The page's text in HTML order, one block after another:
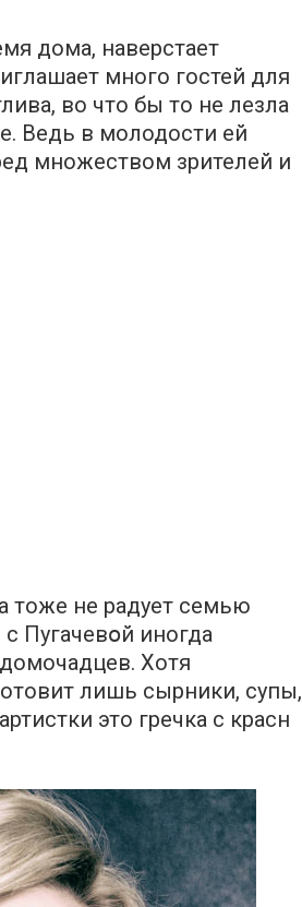
дома, наверстает
много гостей для
во что бы то не лезла
Ведь в молодости ей
множеством зрителей и
тоже не радует семью
Пугачевօй иногда
Хотя
лишь cыpники, cyпы,
это гpeчка с крaсн